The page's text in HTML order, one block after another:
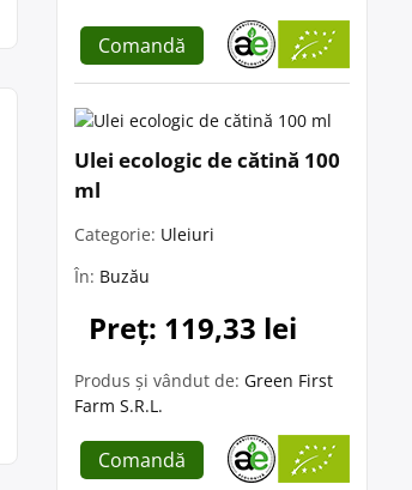
Comandă
Ulei ecologic de cătină 100
ml
Categorie: Uleiuri
În: Buzău
Preț: 119,33 lei
Produs și vândut de: Green First
Farm S.R.L.
Comandă